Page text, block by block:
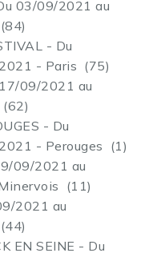
03/09/2021 au
- Du
- Paris (75)
09/2021 au
- Du
- Perouges (1)
09/2021 au
(11)
2021 au
EN SEINE - Du